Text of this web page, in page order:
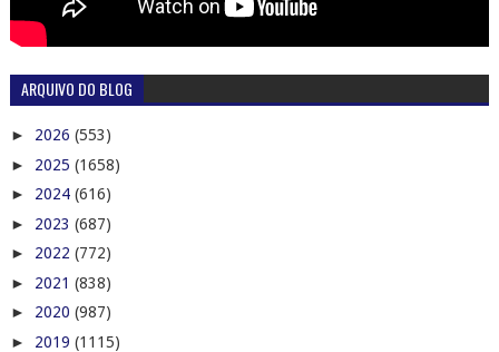
ARQUIVO DO BLOG
► 2026 (553)
► 2025 (1658)
► 2024 (616)
► 2023 (687)
► 2022 (772)
► 2021 (838)
► 2020 (987)
► 2019 (1115)